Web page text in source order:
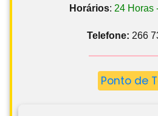
Horários: 24 Horas
Telefone: 266
Ponto de